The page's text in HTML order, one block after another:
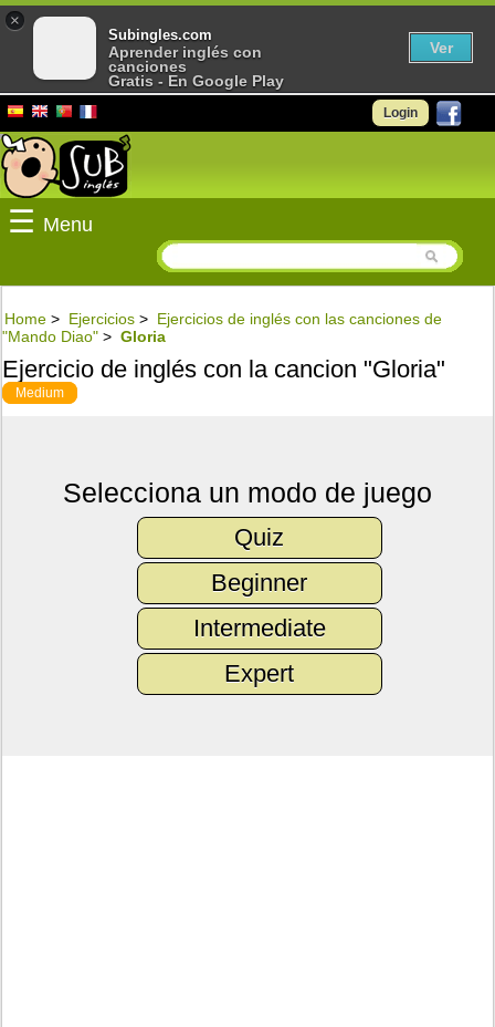
Login
☰ Menu
Home > Ejercicios > Ejercicios de inglés con las canciones de
"Mando Diao" > Gloria
Ejercicio de inglés con la cancion "Gloria"
Medium
Selecciona un modo de juego
Quiz
Beginner
Intermediate
Expert
×
Subingles.com
Aprender inglés con
canciones
Gratis - En Google Play
Ver